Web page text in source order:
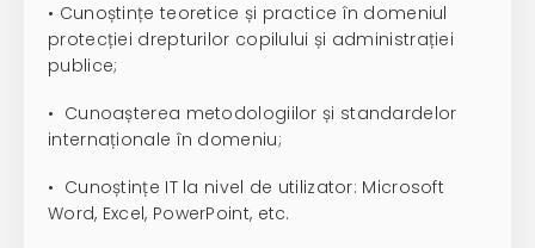
• Cunoștințe teoretice și practice în domeniul
protecției drepturilor copilului și administrației
publice;
• Cunoașterea metodologiilor și standardelor
internaționale în domeniu;
• Cunoștințe IT la nivel de utilizator: Microsoft
Word, Excel, PowerPoint, etc.